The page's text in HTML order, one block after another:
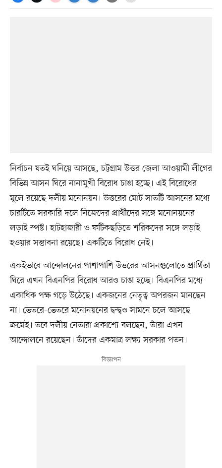
নির্বাচন যতই ঘনিয়ে আসছে, চট্টগ্রাম উত্তর জেলা আওয়ামী লীগের
বিভিন্ন আসন ঘিরে নানামুখী বিরোধ চাঙা হচ্ছে। এই বিরোধের
মূলে রয়েছে দলীয় মনোনয়ন। উত্তরের মোট সাতটি আসনের মধ্যে
চারটিতে সরকারি দলে নিজেদের প্রার্থীদের সঙ্গে মনোনয়নের
লড়াই স্পষ্ট। হাটহাজারী ও ফটিকছড়িতে শরিকদের সঙ্গে লড়াই
হওয়ার সম্ভাবনা রয়েছে। একটিতে বিরোধ নেই।
একইভাবে আন্দোলনের পাশাপাশি উত্তরের আসনগুলোতে প্রার্থিতা
ঘিরে এখন বিএনপির বিরোধ আরও চাঙা হচ্ছে। বিএনপির মধ্যে
একাধিক পক্ষ গড়ে উঠেছে। একজনের নেতৃত্ব অপরজন মানছেন
না। ভেতরে-ভেতরে মনোনয়নের দ্বন্দ্বও সামনে চলে আসছে
ক্রমেই। তবে দলীয় নেতারা প্রকাশ্যে বলছেন, তাঁরা এখন
আন্দোলনে রয়েছেন। তাঁদের একমাত্র লক্ষ্য সরকার পতন।